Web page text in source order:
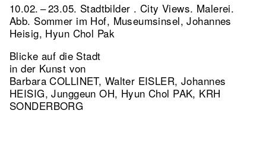
10.02. – 23.05. Stadtbilder . City Views. Malerei.
Abb. Sommer im Hof, Museumsinsel, Johannes
Heisig, Hyun Chol Pak
Blicke auf die Stadt
in der Kunst von
Barbara COLLINET, Walter EISLER, Johannes
HEISIG, Junggeun OH, Hyun Chol PAK, KRH
SONDERBORG